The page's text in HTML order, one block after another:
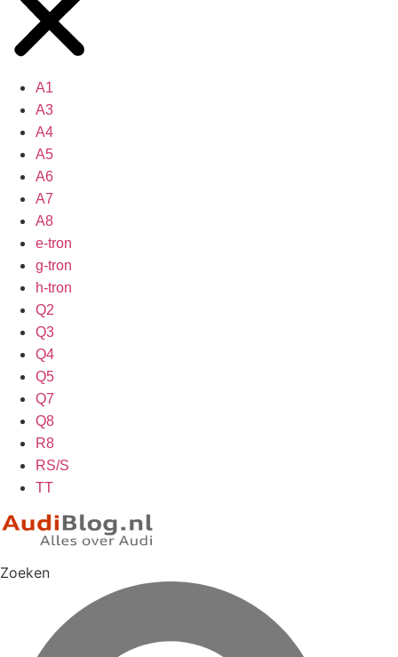
A1
A3
A4
A5
A6
A7
A8
e-tron
g-tron
h-tron
Q2
Q3
Q4
Q5
Q7
Q8
R8
RS/S
TT
Zoeken